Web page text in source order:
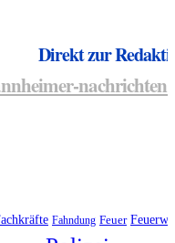
Direkt zur
Fahndung Feuer